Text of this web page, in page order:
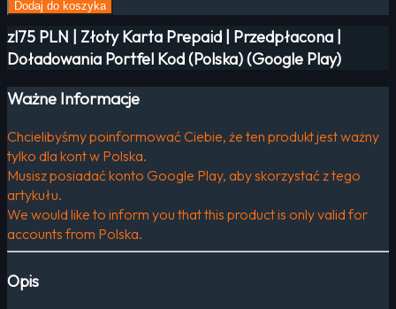
Dodaj do koszyka
zl75 PLN | Złoty Karta Prepaid | Przedpłacona |
Doładowania Portfel Kod (Polska) (Google Play)
Ważne Informacje
Chcielibyśmy poinformować Ciebie, że ten produkt jest ważny
tylko dla kont w Polska.
Musisz posiadać konto Google Play, aby skorzystać z tego
artykułu.
We would like to inform you that this product is only valid for
accounts from Polska.
Opis